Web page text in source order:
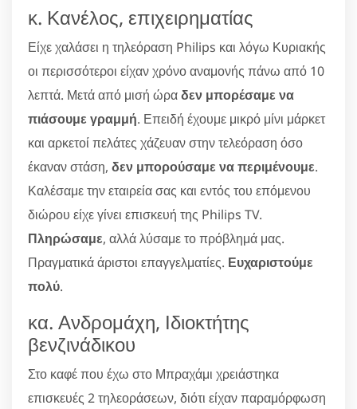
κ. Κανέλος, επιχειρηματίας
Είχε χαλάσει η τηλεόραση Philips και λόγω Κυριακής
οι περισσότεροι είχαν χρόνο αναμονής πάνω από 10
λεπτά. Μετά από μισή ώραδεν μπορέσαμε να
πιάσουμε γραμμή. Επειδή έχουμε μικρό μίνι μάρκετ
και αρκετοί πελάτες χάζευαν στην τελεόραση όσο
έκαναν στάση, δεν μπορούσαμε να περιμένουμε.
Καλέσαμε την εταιρεία σας και εντός του επόμενου
διώρου είχε γίνει επισκευή της Philips TV.
Πληρώσαμε, αλλά λύσαμε το πρόβλημά μας.
Πραγματικά άριστοι επαγγελματίες. Ευχαριστούμε
πολύ.
κα. Ανδρομάχη, Ιδιοκτήτης
βενζινάδικου
Στο καφέ που έχω στο Μπραχάμι χρειάστηκα
επισκευές 2 τηλεοράσεων, διότι είχαν παραμόρφωση